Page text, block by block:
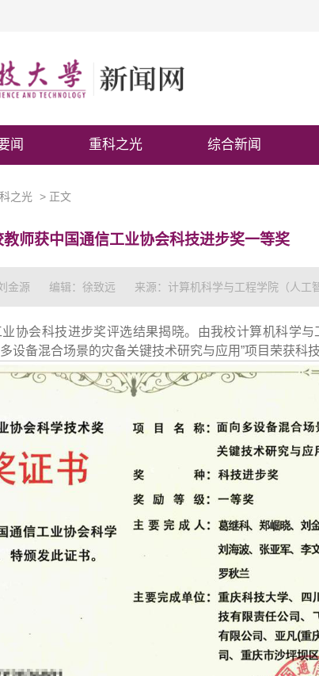
闻 重科之光 综合新闻
之光 > 正文
教师获中国通信工业协会科技进步奖一等奖
金源 编辑：徐致远 来源：计算机科学与工程学院（人工
协会科技进步奖评选结果揭晓。由我校计算机科学与
设备混合场景的灾备关键技术研究与应用”项目荣获科